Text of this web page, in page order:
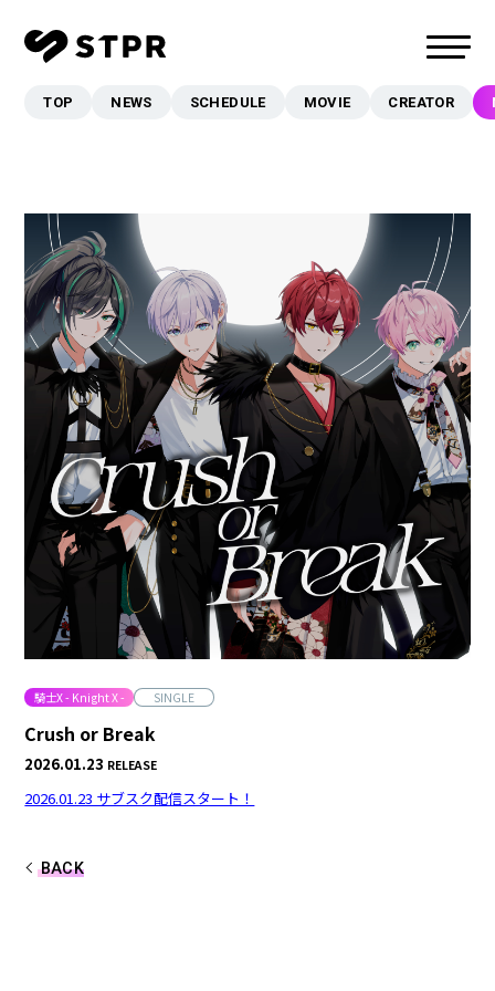
TOP NEWS SCHEDULE MOVIE CREATOR
TOP
MOVIE
CREATOR
MUSIC
EVENT/LIVE
STORE
FANCLUB
合計フォロワー数
86,248,855
合計再生数
199.44 億
CREATOR
すとぷり
莉犬
ジェル
騎士X - Knight X - SINGLE
Crush or Break
2026.01.23 RELEASE
2026.01.23 サブスク配信スタート！
BACK